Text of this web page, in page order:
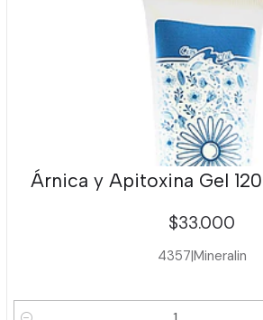
Árnica y Apitoxina Gel
$33.000
4357|Mineralin